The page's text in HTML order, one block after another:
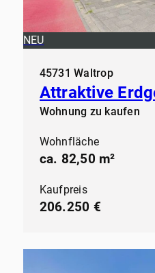
NEU
45731 Waltrop
Wohnung zu kaufen
Wohnfläche
ca. 82,50 m²
Kaufpreis
206.250 €